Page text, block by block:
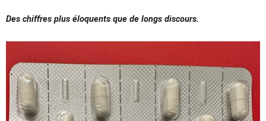
Des chiffres plus éloquents que de longs discours.